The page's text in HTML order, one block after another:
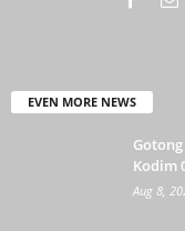
EVEN MORE NEWS
Kodim
Aug 8,